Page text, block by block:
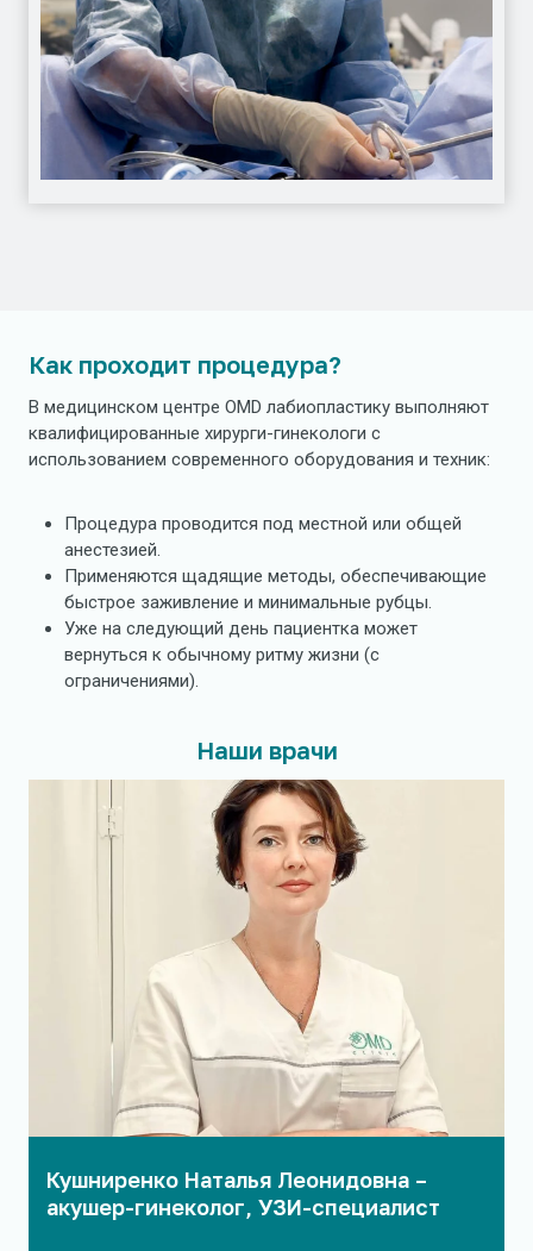
Как проходит процедура?
В медицинском центре OMD лабиопластику выполняют
квалифицированные хирурги-гинекологи с
использованием современного оборудования и техник:
Процедура проводится под местной или общей
анестезией.
Применяются щадящие методы, обеспечивающие
быстрое заживление и минимальные рубцы.
Уже на следующий день пациентка может
вернуться к обычному ритму жизни (с
ограничениями).
Наши врачи
Кушниренко Наталья Леонидовна –
акушер-гинеколог, УЗИ-специалист